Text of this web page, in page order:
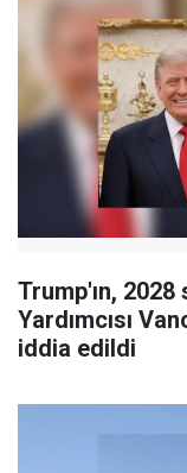
Trump'ın,
Yardımcısı
iddia edildi